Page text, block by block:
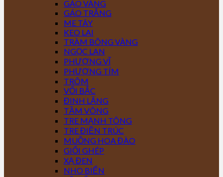
GÁO VÀNG
GÁO TRẮNG
ME TÂY
KEO LAI
TRÀM BÔNG VÀNG
NGỌC LAN
PHƯỢNG VĨ
PHƯỢNG TÍM
TRÔM
VỐI BẮC
ĐINH LĂNG
TẦM VÔNG
TRE MẠNH TÔNG
TRE ĐIỀN TRÚC
MUỒNG HOA ĐÀO
GIỔI GHÉP
XẠ ĐEN
NHO BIỂN